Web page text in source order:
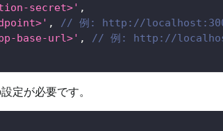
secret>' ,
,
// 例: http://
base-url>' ,
// 例: http://
定が必要です。